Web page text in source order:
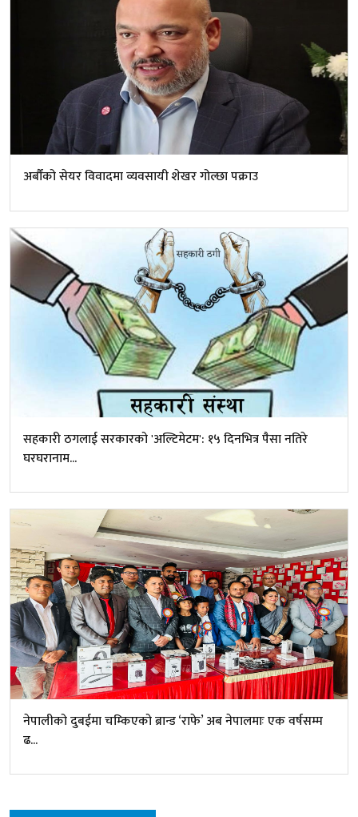
अर्बौंको सेयर विवादमा व्यवसायी शेखर गोल्छा पक्राउ
सहकारी ठगलाई सरकारको 'अल्टिमेटम': १५ दिनभित्र पैसा नतिरे
घरघरानाम...
नेपालीको दुबईमा चम्किएको ब्रान्ड ‘राफे’ अब नेपालमाः एक वर्षसम्म
ढ...